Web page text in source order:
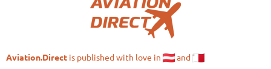
Aviation.Direct is published with love in and